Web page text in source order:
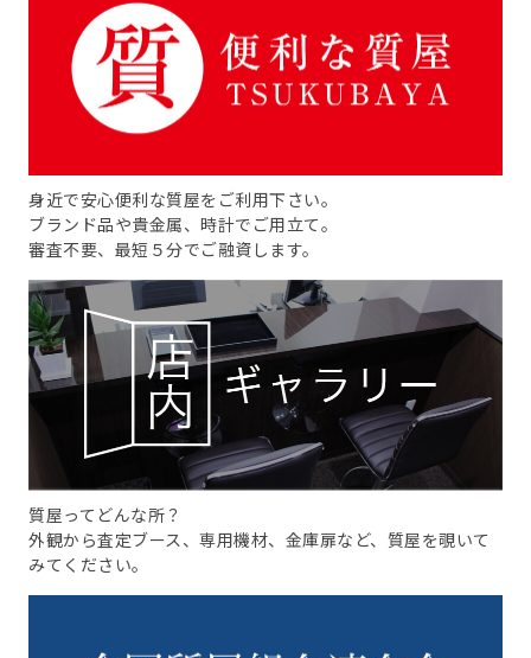
身近で安心便利な質屋をご利用下さい。
ブランド品や貴金属、時計でご用立て。
審査不要、最短５分でご融資します。
質屋ってどんな所？
外観から査定ブース、専用機材、金庫扉など、質屋を覗いて
みてください。